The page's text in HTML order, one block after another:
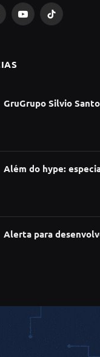
YouTubeTikTok
GruGrupo Silvio
Além do hype:
Alerta para